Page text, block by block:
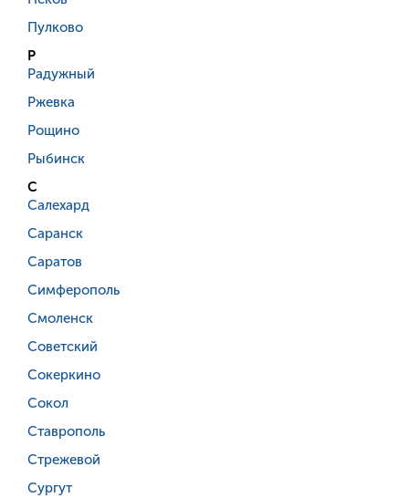
Пулково
Р
Радужный
Ржевка
Рощино
Рыбинск
С
Салехард
Саранск
Саратов
Симферополь
Смоленск
Советский
Сокеркино
Сокол
Ставрополь
Стрежевой
Сургут